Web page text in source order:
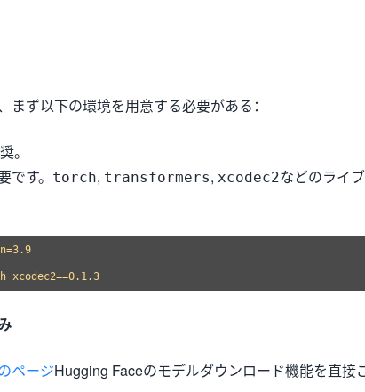
ず以下の環境を用意する必要がある：
。
す。 torch, transformers, xcodec2などのライブ
ページHugging Faceのモデルダウンロード機能を直接